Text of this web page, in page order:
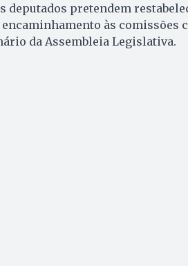
deputados pretendem
encaminhamento às comissões
da Assembleia Legislativa.